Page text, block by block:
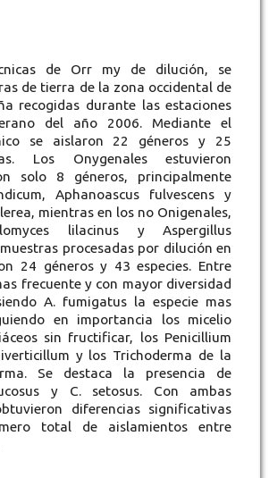
de Orr my de dilución, se
de tierra de la zona occidental de
recogidas durante las estaciones
del año 2006. Mediante el
se aislaron 22 géneros y 25
Los Onygenales estuvieron
solo 8 géneros, principalmente
Aphanoascus fulvescens y
mientras en los no Onigenales,
lilacinus y Aspergillus
procesadas por dilución en
24 géneros y 43 especies. Entre
frecuente y con mayor diversidad
A. fumigatus la especie mas
en importancia los micelio
sin fructificar, los Penicillium
y los Trichoderma de la
Se destaca la presencia de
y C. setosus. Con ambas
diferencias significativas
total de aislamientos entre